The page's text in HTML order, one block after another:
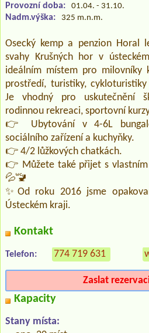
Provozní doba: 01.04. - 31.10.
Nadm.výška: 325 m.n.m.
Osecký kemp a penzion Horal
svahy Krušných hor v
ideálním místem pro milovníky
prostředí, turistiky,
Je vhodný pro uskutečnění
rodinnou rekreaci, sportovní
👉 Ubytování v 4-6L
sociálního zařízení a kuchyňky.
👉 4/2 lůžkových chatkách.
👉 Můžete také přijet s vlastním
💦🚾
✨Od roku 2016 jsme
Ústeckém kraji.
Kontakt
Telefon: 774 719 631
Zaslat
Kapacity
Stany místa: